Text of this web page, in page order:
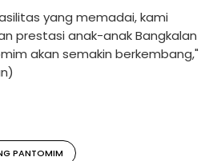
yang memadai, kami
prestasi anak-anak Bangkalan
akan semakin berkembang,"
PANTOMIM